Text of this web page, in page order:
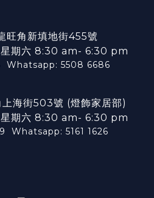
旺角新填地街455號
星期六 8:30 am- 6:30 pm
Whatsapp: 5508 6686
海街503號 (燈飾家居部)
星期六 8:30 am- 6:30 pm
Whatsapp: 5161 1626